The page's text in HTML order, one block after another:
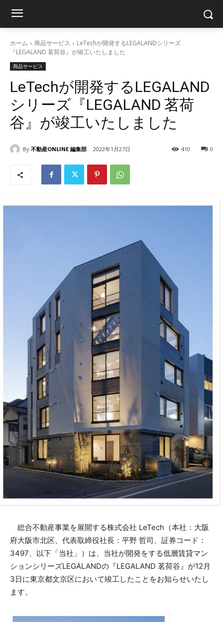
ホーム 商品サービス
LeTechが開発するLEGALANDシリーズ
『LEGALAND 茗荷谷』が竣工いたしました
商品サービス
LeTechが開発するLEGALAND
シリーズ『LEGALAND 茗荷
谷』が竣工いたしました
By 不動産ONLINE 編集部 2022年1月27日 0
410
総合不動産事業を展開する株式会社 LeTech（本社：大阪
府大阪市北区、代表取締役社長：平野 哲司、証券コード：
3497、以下「当社」）は、当社が開発をする低層賃貸マン
ションシリーズLEGALANDの『LEGALAND 茗荷谷』が12月
3日に東京都文京区において竣工したことをお知らせいたし
ます。